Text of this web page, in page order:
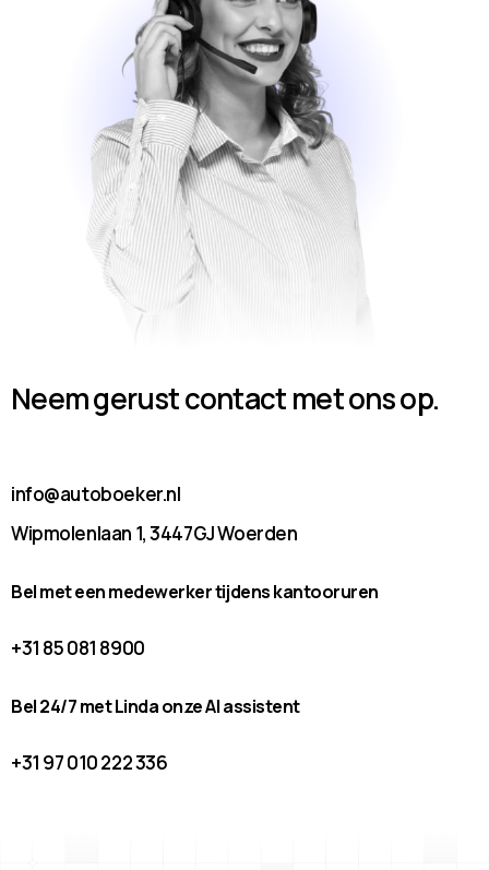
Neem gerust contact met ons op.
info@autoboeker.nl
Wipmolenlaan 1, 3447GJ Woerden
Bel met een medewerker tijdens kantooruren
+31 85 081 8900
Bel 24/7 met Linda onze AI assistent
+31 97 010 222 336